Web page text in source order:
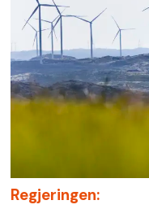
Regjeringen: